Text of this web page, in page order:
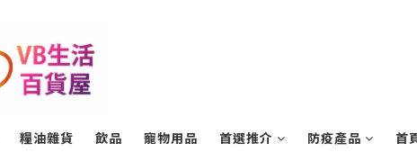
糧油雜貨 飲品 寵物用品 首選推介 防疫產品 首